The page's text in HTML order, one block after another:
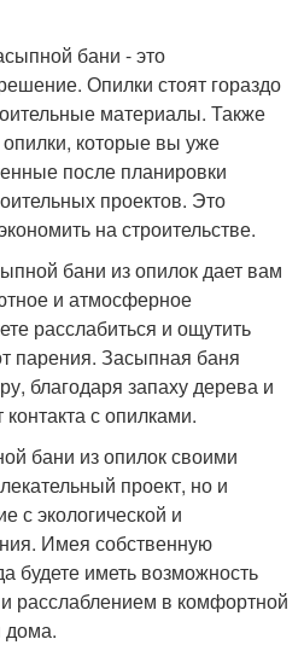
бани - это
Опилки стоят гораздо
материалы. Также
которые вы уже
после планировки
проектов. Это
на строительстве.
бани из опилок дает вам
и атмосферное
расслабиться и ощутить
парения. Засыпная баня
благодаря запаху дерева и
с опилками.
бани из опилок своими
проект, но и
с экологической и
Имея собственную
будете иметь возможность
расслаблением в комфортной
дома.